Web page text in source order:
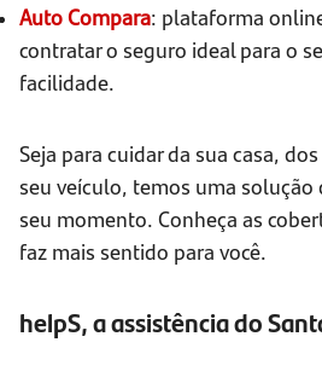
Auto Compara: plataforma
contratar o seguro ideal para o
facilidade.
Seja para cuidar da sua casa,
seu veículo, temos uma solução
seu momento. Conheça as
faz mais sentido para você.
helpS, a assistência do